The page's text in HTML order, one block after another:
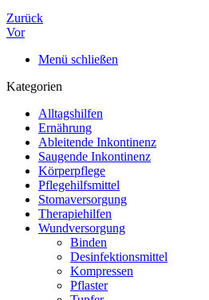
Zurück
Vor
Menü schließen
Kategorien
Alltagshilfen
Ernährung
Ableitende Inkontinenz
Saugende Inkontinenz
Körperpflege
Pflegehilfsmittel
Stomaversorgung
Therapiehilfen
Wundversorgung
Binden
Desinfektionsmittel
Kompressen
Pflaster